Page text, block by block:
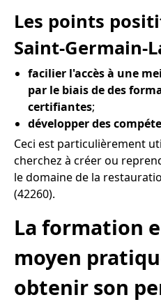
Les points
Saint-Germain-
facilier l'accès à une
par le biais de des
certifiantes;
développer des
Ceci est particulièrement
cherchez à créer ou
le domaine de la
(42260).
La formation
moyen
obtenir son